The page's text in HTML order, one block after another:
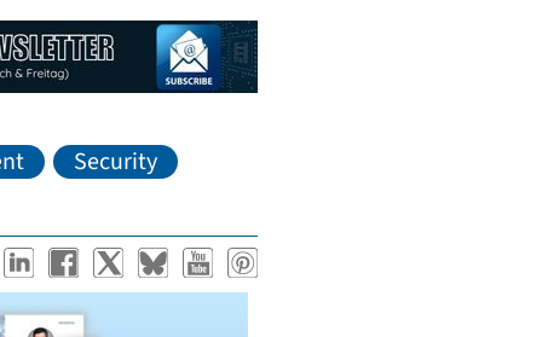
Security